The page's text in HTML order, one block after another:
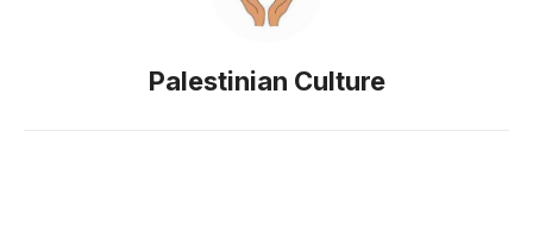
Palestinian Culture